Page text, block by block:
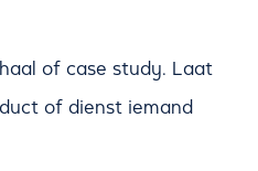
of case study. Laat
of dienst iemand